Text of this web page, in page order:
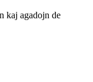
kaj agadojn de